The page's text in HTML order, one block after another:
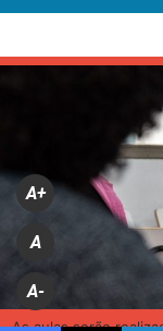
A+
A
A-
As aulas serão